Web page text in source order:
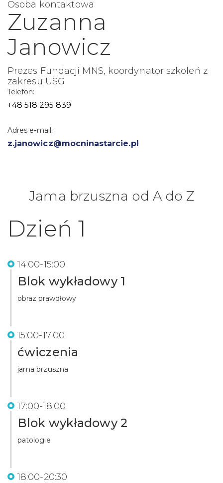
Osoba kontaktowa
Zuzanna
Janowicz
Prezes Fundacji MNS, koordynator szkoleń z
zakresu USG
Telefon:
+48 518 295 839
Adres e-mail:
z.janowicz@mocninastarcie.pl
Jama brzuszna od A do Z
Dzień 1
14:00-15:00
Blok wykładowy 1
obraz prawdłowy
15:00-17:00
ćwiczenia
jama brzuszna
17:00-18:00
Blok wykładowy 2
patologie
18:00-20:30